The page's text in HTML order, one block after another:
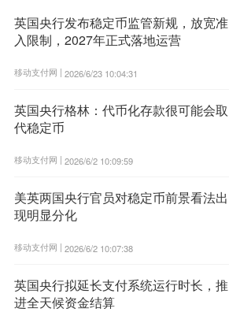
英国央行发布稳定币监管新规，放宽准
入限制，2027年正式落地运营
移动支付网 | 2026/6/23 10:04:31
英国央行格林：代币化存款很可能会取
代稳定币
移动支付网 | 2026/6/2 10:09:59
美英两国央行官员对稳定币前景看法出
现明显分化
移动支付网 | 2026/6/2 10:07:38
英国央行拟延长支付系统运行时长，推
进全天候资金结算